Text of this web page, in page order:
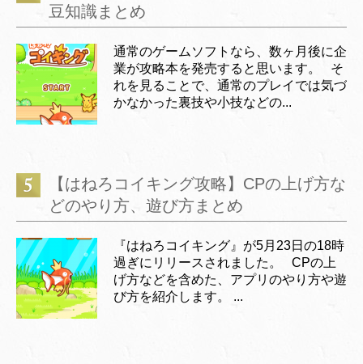
豆知識まとめ
通常のゲームソフトなら、数ヶ月後に企
業が攻略本を発売すると思います。 そ
れを見ることで、通常のプレイでは気づ
かなかった裏技や小技などの...
【はねろコイキング攻略】CPの上げ方な
どのやり方、遊び方まとめ
『はねろコイキング』が5月23日の18時
過ぎにリリースされました。 CPの上
げ方などを含めた、アプリのやり方や遊
び方を紹介します。 ...